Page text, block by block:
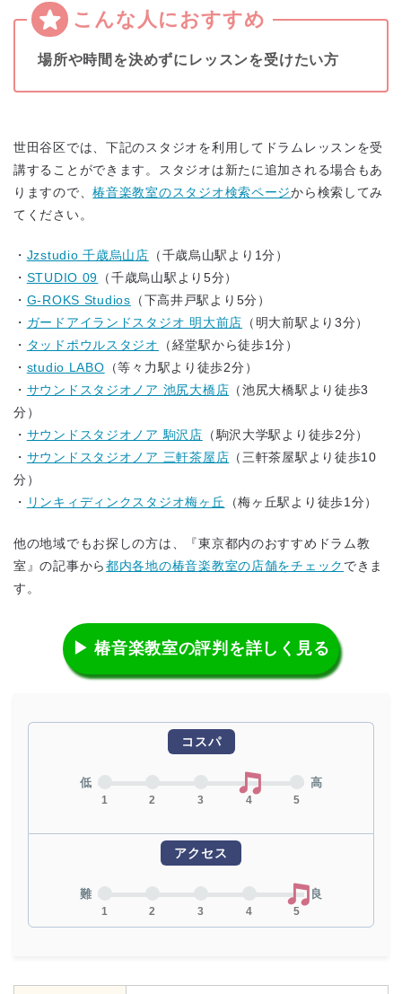
場所や時間を決めずにレッスンを受けたい方
世田谷区では、下記のスタジオを利用してドラムレッスンを受
講することができます。スタジオは新たに追加される場合もあ
りますので、椿音楽教室のスタジオ検索ページから検索してみ
てください。
・ Jzstudio 千歳烏山店 （千歳烏山駅より1分）
・ STUDIO 09 （千歳烏山駅より5分）
・ G-ROKS Studios （下高井戸駅より5分）
・ ガードアイランドスタジオ 明大前店 （明大前駅より3分）
・ タッドポウルスタジオ
（経堂駅から徒歩1分）
・ studio LABO （等々力駅より徒歩2分）
・ サウンドスタジオノア 池尻大橋店 （池尻大橋駅より徒歩3
分）
・ サウンドスタジオノア 駒沢店 （駒沢大学駅より徒歩2分）
・ サウンドスタジオノア 三軒茶屋店 （三軒茶屋駅より徒歩10
分）
・ リンキィディンクスタジオ梅ヶ丘 （梅ヶ丘駅より徒歩1分）
他の地域でもお探しの方は、『東京都内のおすすめドラム教
室』の記事から都内各地の椿音楽教室の店舗をチェック できま
す。
▶ 椿音楽教室の評判を詳しく見る
コスパ
低
1 2 3 4 5
高
アクセス
難
1 2 3 4 5
良